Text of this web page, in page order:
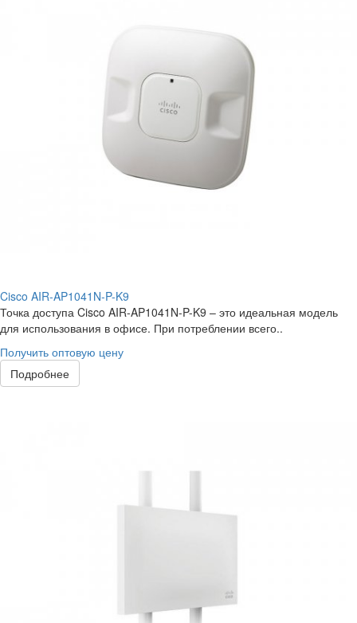
Cisco AIR-AP1041N-P-K9
Точка доступа Cisco AIR-AP1041N-P-K9 – это идеальная модель
для использования в офисе. При потреблении всего..
Получить оптовую цену
Подробнее